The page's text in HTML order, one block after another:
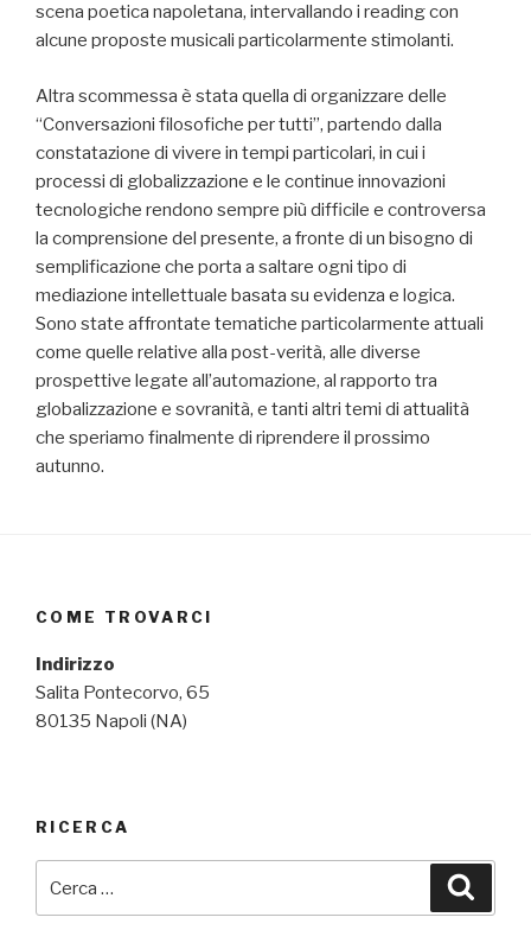
scena poetica napoletana, intervallando i reading con
alcune proposte musicali particolarmente stimolanti.
Altra scommessa è stata quella di organizzare delle
“Conversazioni filosofiche per tutti”, partendo dalla
constatazione di vivere in tempi particolari, in cui i
processi di globalizzazione e le continue innovazioni
tecnologiche rendono sempre più difficile e controversa
la comprensione del presente, a fronte di un bisogno di
semplificazione che porta a saltare ogni tipo di
mediazione intellettuale basata su evidenza e logica.
Sono state affrontate tematiche particolarmente attuali
come quelle relative alla post-verità, alle diverse
prospettive legate all’automazione, al rapporto tra
globalizzazione e sovranità, e tanti altri temi di attualità
che speriamo finalmente di riprendere il prossimo
autunno.
COME TROVARCI
Indirizzo
Salita Pontecorvo, 65
80135 Napoli (NA)
RICERCA